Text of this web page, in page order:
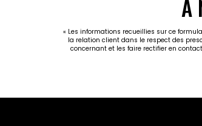
À
« Les informations recueillies sur ce
la relation client dans le respect des
concernant et les faire rectifier en